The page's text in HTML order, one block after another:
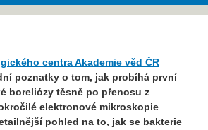
centra Akademie věd ČR
poznatky o tom, jak probíhá první
boreliózy těsně po přenosu z
elektronové mikroskopie
pohled na to, jak se bakterie